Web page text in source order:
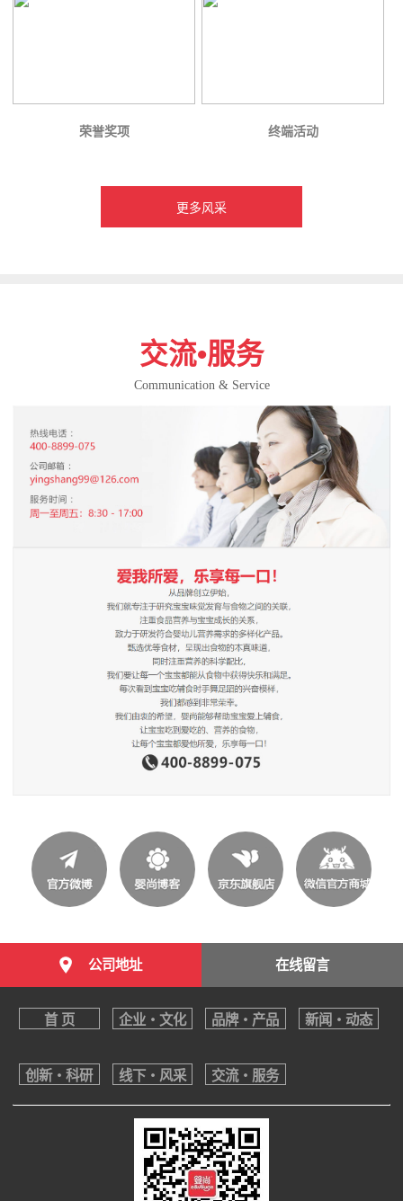
荣誉奖项 终端活动
更多风采
交流•服务
Communication & Service
公司地址 在线留言
首 页 企业・文化 品牌・产品 新闻・动态
创新・科研 线下・风采 交流・服务